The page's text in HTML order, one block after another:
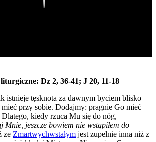
Dz 2, 36-41; J 20, 11-18
istnieje tęsknota za dawnym byciem blisko
przy sobie. Dodajmy: pragnie Go mieć
kiedy rzuca Mu się do nóg,
Mnie, jeszcze bowiem nie wstąpiłem do
ze Zmartwychwstałym jest zupełnie inna niż z